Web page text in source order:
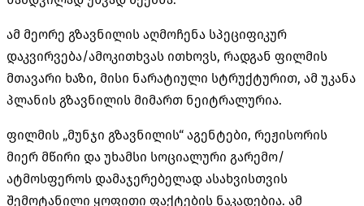
ამ მეორე გზავნილის აღმოჩენა სპეციფიკურ
დაკვირვება/ამოკითხვას ითხოვს, რადგან ფილმის
მთავარი ხაზი, მისი ნარატიული სტრუქტურით, ამ უკანა
პლანის გზავნილის მიმართ ნეიტრალურია.
ფილმის „მუნჯი გზავნილის“ აგენტები, რეჟისორის
მიერ მწირი და უხამსი სოციალური გარემო/
ატმოსფეროს დამაჯერებელად ასახვისთვის
შემოტანილი ყოფითი ფაქტების ნაკადებია. ამ